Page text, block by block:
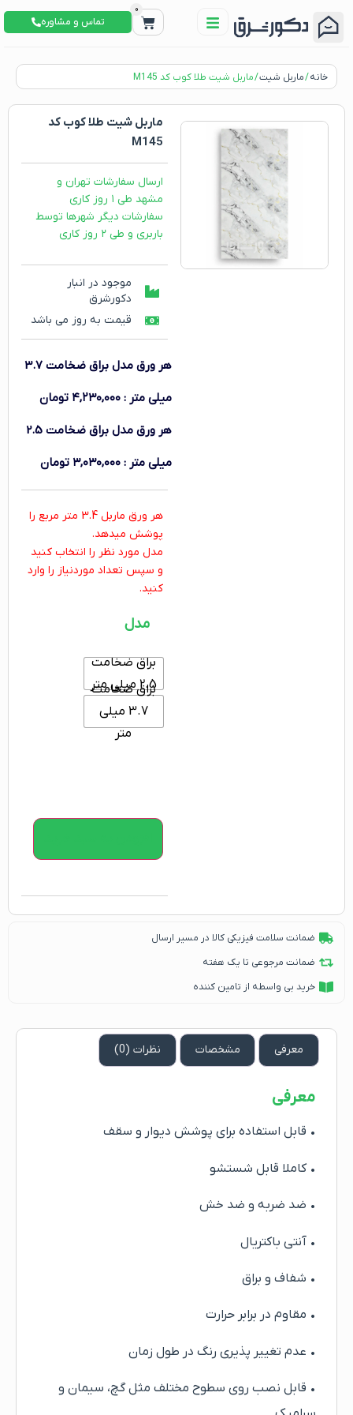
0
تماس و مشاوره
خانه/ماربل شیت/ ماربل شیت طلا کوب کد M145
ماربل شیت طلا کوب کد
M145
ارسال سفارشات تهران و
مشهد طی ۱ روز کاری
سفارشات دیگر شهرها توسط
باربری و طی ۲ روز کاری
موجود در انبار
دکورشرق
قیمت به روز می باشد
هر ورق مدل براق ضخامت 3.7
میلی متر :۴,۲۳۰,۰۰۰ تومان
هر ورق مدل براق ضخامت 2.5
میلی متر :۳,۰۳۰,۰۰۰ تومان
هر ورق ماربل 3.4 متر مربع را
پوشش میدهد.
مدل مورد نظر را انتخاب کنید
و سپس تعداد موردنیاز را وارد
کنید.
مدل
براق ضخامت
2.5 میلی متر
براق ضخامت
3.7 میلی
متر
ضمانت سلامت فیزیکی کالا در مسیر ارسال
ضمانت مرجوعی تا یک هفته
خرید بی واسطه از تامین کننده
معرفی مشخصات نظرات (0)
معرفی
• قابل استفاده برای پوشش دیوار و سقف
• کاملا قابل شستشو
• ضد ضربه و ضد خش
• آنتی باکتریال
• شفاف و براق
• مقاوم در برابر حرارت
• عدم تغییر پذیری رنگ در طول زمان
• قابل نصب روی سطوح مختلف مثل گچ، سیمان و